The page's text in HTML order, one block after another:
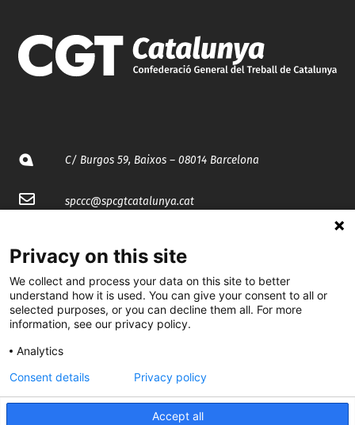
C/ Burgos 59, Baixos – 08014 Barcelona
spccc@spcgtcatalunya.cat
@CGTCatalunya
cgtcatalunya
CGTCatalunya
cgtcatalunya
Privacy on this site
We collect and process your data on this site to better
understand how it is used. You can give your consent to all or
selected purposes, or you can decline them all. For more
information, see our privacy policy.
Analytics
Accept all
Consent details Privacy policy